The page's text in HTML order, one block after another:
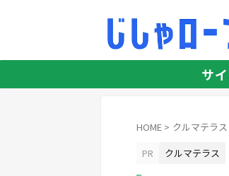
サ
HOME > クルマテラス
PR
クルマテラス